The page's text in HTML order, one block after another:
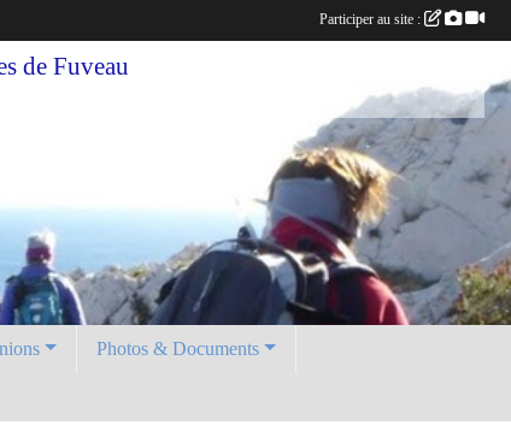
de Fuveau
Photos & Documents
Participer au site :